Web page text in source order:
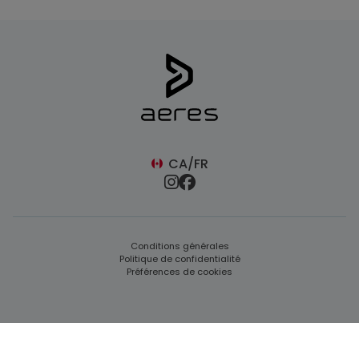
CA/FR
Conditions générales
Politique de confidentialité
Préférences de cookies